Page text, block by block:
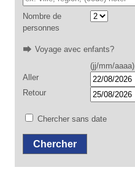
Nombre de
personnes
Voyage avec enfants?
(jj/mm/aaaa)
Aller
Retour
Chercher sans date